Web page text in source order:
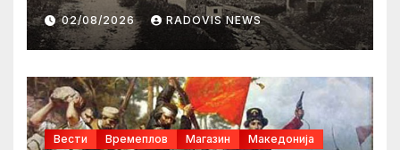
02/08/2026 RADOVIS NEWS
Вести Времеплов Магазин Македонија